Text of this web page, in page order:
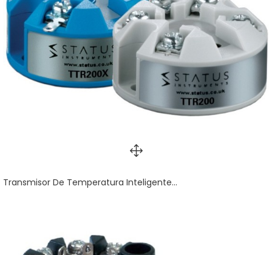
Transmisor De Temperatura Inteligente...